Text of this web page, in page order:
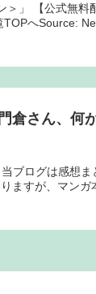
」 【公式無料
へSource:
倉さん、何
ブログは感想ま
ますが、マンガ